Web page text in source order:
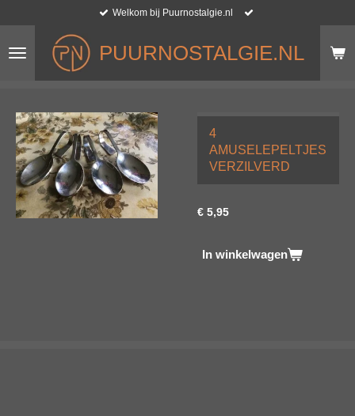
naar
hoofdinhoud
PUURNOSTALGIE.NL
Welkom bij Puurnostalgie.nl
4
AMUSELEPELTJES
VERZILVERD
€ 5,95
In winkelwagen